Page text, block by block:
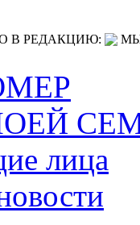
В РЕДАКЦИЮ:
лица